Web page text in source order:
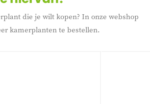
die je wilt kopen? In onze webshop
kamerplanten te bestellen.